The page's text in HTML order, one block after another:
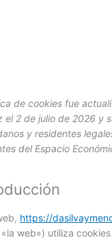
de cookies fue
el 2 de julio de 2026 y
y residentes
del Espacio
https://
web») utiliza